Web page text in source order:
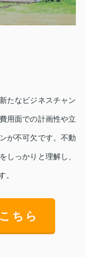
たなビジネスチャン
用面での計画性や立
が不可欠です。不動
しっかりと理解し、
。
ちら